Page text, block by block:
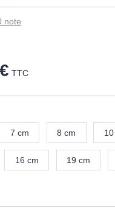
note
TTC
7 cm 8 cm
16 cm 19 cm